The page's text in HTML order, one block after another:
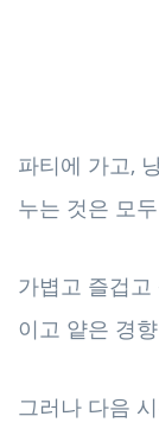
파티에 가고,
누는 것은 모
가볍고 즐겁
이고 얕은 경
그러나 다음